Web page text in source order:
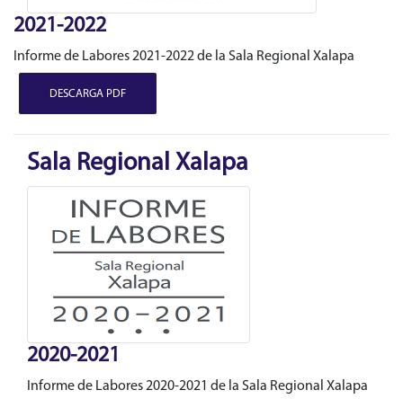
2021-2022
Informe de Labores 2021-2022 de la Sala Regional Xalapa
DESCARGA PDF
Sala Regional Xalapa
2020-2021
Informe de Labores 2020-2021 de la Sala Regional Xalapa